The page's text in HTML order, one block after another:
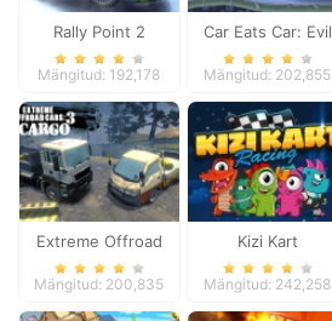
Rally Point 2
Mängitud: 192,178
Car Eats Car: Evil
Cars
Mängitud: 202,855
Extreme Offroad
Cars 3: Cargo
Mängitud: 200,835
Kizi Kart
Mängitud: 242,258